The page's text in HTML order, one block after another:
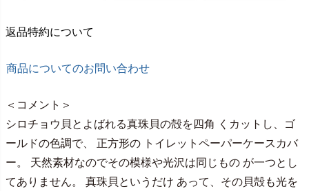
返品特約について
商品についてのお問い合わせ
＜コメント＞
シロチョウ貝とよばれる真珠貝の殻を四角 くカットし、ゴ
ールドの色調で、 正方形の トイレットペーパーケースカバ
ー。 天然素材なのでその模様や光沢は同じもの が一つとし
てありません。 真珠貝というだけ あって、その貝殻も光を